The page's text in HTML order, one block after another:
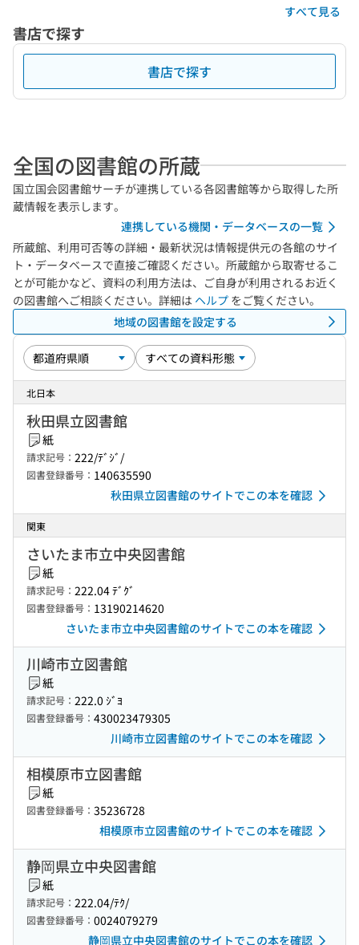
すべて見る
書店で探す
書店で探す
全国の図書館の所蔵
国立国会図書館サーチが連携している各図書館等から取得した所
蔵情報を表示します。
連携している機関・データベースの一覧
所蔵館、利用可否等の詳細・最新状況は情報提供元の各館のサイ
ト・データベースで直接ご確認ください。所蔵館から取寄せるこ
とが可能かなど、資料の利用方法は、ご自身が利用されるお近く
の図書館へご相談ください。詳細は ヘルプ をご覧ください。
地域の図書館を設定する
北日本
秋田県立図書館
紙
請求記号： 222/ﾃﾞｼﾞ/
図書登録番号： 140635590
秋田県立図書館のサイトでこの本を確認
関東
さいたま市立中央図書館
紙
請求記号： 222.04 ﾃﾞｸﾞ
図書登録番号： 13190214620
さいたま市立中央図書館のサイトでこの本を確認
川崎市立図書館
紙
請求記号： 222.0 ｼﾞﾖ
図書登録番号： 430023479305
川崎市立図書館のサイトでこの本を確認
相模原市立図書館
紙
図書登録番号： 35236728
相模原市立図書館のサイトでこの本を確認
静岡県立中央図書館
紙
請求記号： 222.04/ﾃｸ/
図書登録番号： 0024079279
静岡県立中央図書館のサイトでこの本を確認